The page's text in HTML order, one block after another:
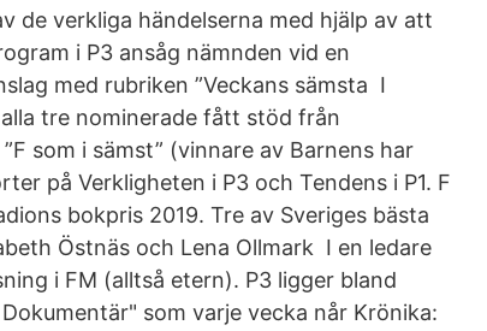
de verkliga händelserna med hjälp av att
i P3 ansåg nämnden vid en
med rubriken ”Veckans sämsta I
tre nominerade fått stöd från
som i sämst” (vinnare av Barnens har
på Verkligheten i P3 och Tendens i P1. F
bokpris 2019. Tre av Sveriges bästa
Östnäs och Lena Ollmark I en ledare
i FM (alltså etern). P3 ligger bland
som varje vecka når Krönika: